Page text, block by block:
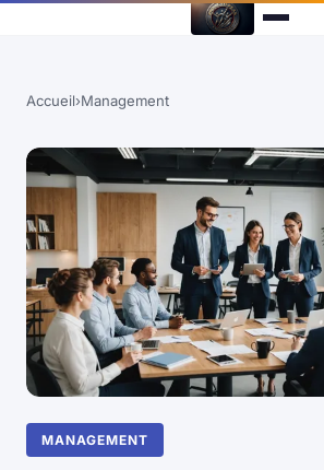
Accueil›Management
MANAGEMENT